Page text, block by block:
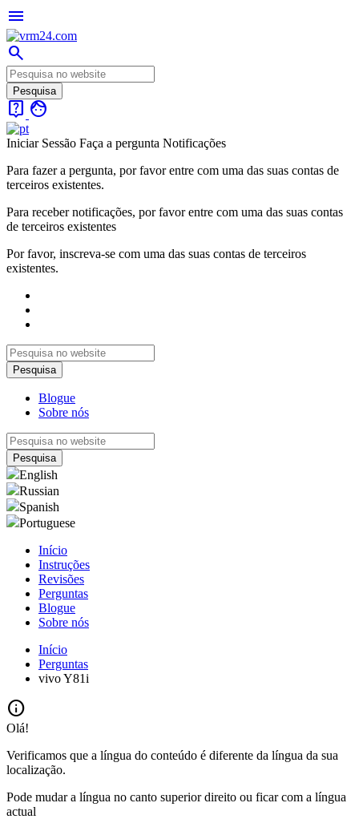
menu
search
live_help face
Iniciar Sessão Faça a pergunta Notificações
Para fazer a pergunta, por favor entre com uma das suas contas de
terceiros existentes.
Para receber notificações, por favor entre com uma das suas contas
de terceiros existentes
Por favor, inscreva-se com uma das suas contas de terceiros
existentes.
Blogue
Sobre nós
English
Russian
Spanish
Portuguese
Início
Instruções
Revisões
Perguntas
Blogue
Sobre nós
Início
Perguntas
vivo Y81i
info
Olá!
Verificamos que a língua do conteúdo é diferente da língua da sua
localização.
Pode mudar a língua no canto superior direito ou ficar com a língua
actual